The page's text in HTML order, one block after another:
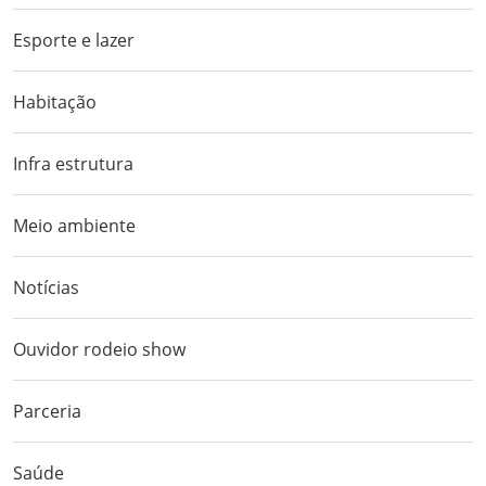
Esporte e lazer
Habitação
Infra estrutura
Meio ambiente
Notícias
Ouvidor rodeio show
Parceria
Saúde